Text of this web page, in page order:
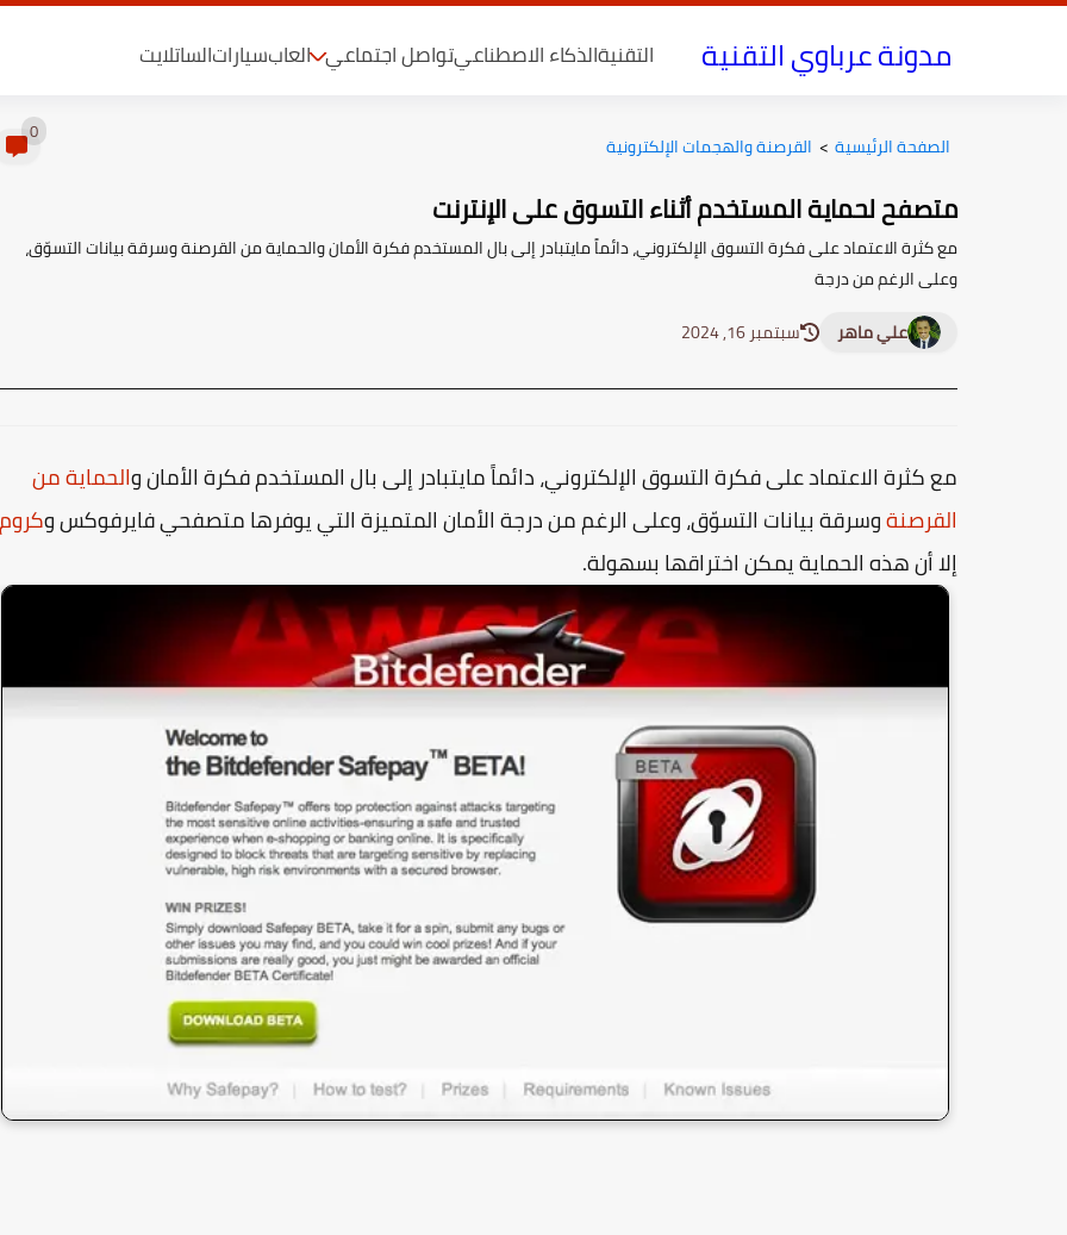
مدونة عرباوي التقنية التقنيةالذكاء الاصطناعيتواصل اجتماعي العابسياراتالساتلايت
الصفحة الرئيسية > القرصنة والهجمات الإلكترونية 0
متصفح لحماية المستخدم أثناء التسوق على الإنترنت
مع كثرة الاعتماد على فكرة التسوق الإلكتروني، دائماً مايتبادر إلى بال المستخدم فكرة الأمان والحماية من القرصنة وسرقة بيانات التسوّق،
وعلى الرغم من درجة
علي ماهر
سبتمبر 16, 2024
مع كثرة الاعتماد على فكرة التسوق الإلكتروني، دائماً مايتبادر إلى بال المستخدم فكرة الأمان والحماية من
القرصنةوسرقة بيانات التسوّق، وعلى الرغم من درجة الأمان المتميزة التي يوفرها متصفحي فايرفوكس وكروم
إلا أن هذه الحماية يمكن اختراقها بسهولة.